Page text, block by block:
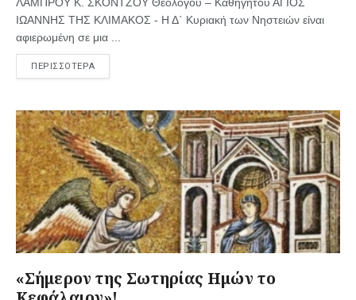
ΙΩΑΝΝΗΣ ΤΗΣ ΚΛΙΜΑΚΟΣ - Η Δ΄ Κυριακή των Νηστειών είναι
αφιερωμένη σε μια ...
ΠΕΡΙΣΣΟΤΕΡΑ
«Σήμερον της Σωτηρίας Ημών το